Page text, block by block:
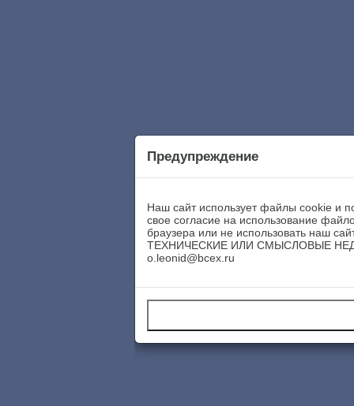
Предупреждение
Наш сайт использует файлы cookie и
свое согласие на использование
браузера или не использовать
ТЕХНИЧЕСКИЕ ИЛИ СМЫСЛОВЫЕ
o.leonid@bcex.ru